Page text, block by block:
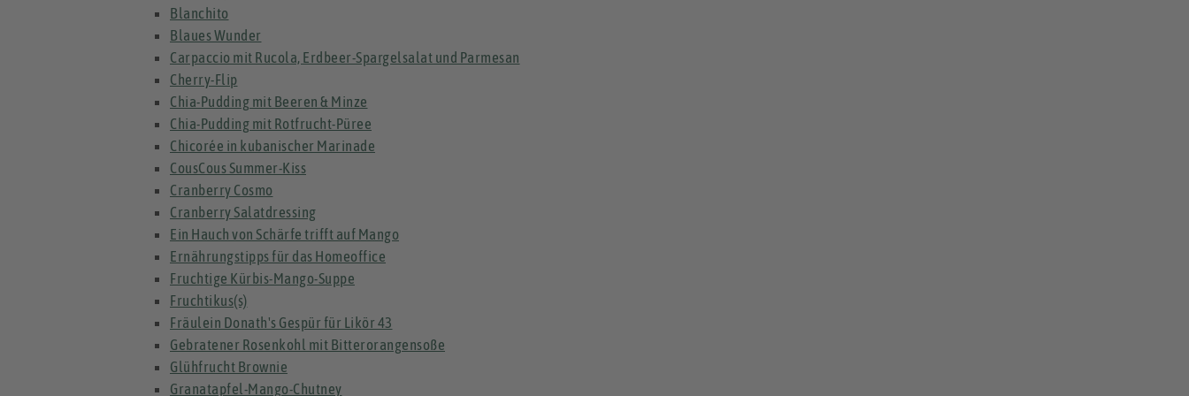
Blanchito
Blaues Wunder
Carpaccio mit Rucola, Erdbeer-Spargelsalat und Parmesan
Cherry-Flip
Chia-Pudding mit Beeren & Minze
Chia-Pudding mit Rotfrucht-Püree
Chicorée in kubanischer Marinade
CousCous Summer-Kiss
Cranberry Cosmo
Cranberry Salatdressing
Ein Hauch von Schärfe trifft auf Mango
Ernährungstipps für das Homeoffice
Fruchtige Kürbis-Mango-Suppe
Fruchtikus(s)
Fräulein Donath's Gespür für Likör 43
Gebratener Rosenkohl mit Bitterorangensoße
Glühfrucht Brownie
Granatapfel-Mango-Chutney